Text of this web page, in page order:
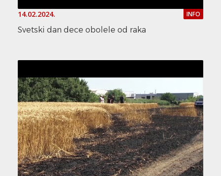
14.02.2024. INFO
Svetski dan dece obolele od raka